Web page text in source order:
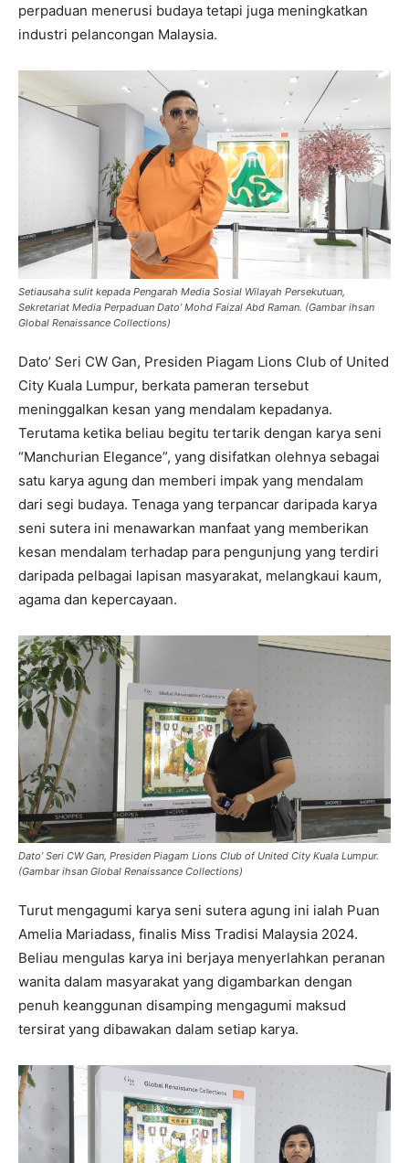
perpaduan menerusi budaya tetapi juga meningkatkan
industri pelancongan Malaysia.
Setiausaha sulit kepada Pengarah Media Sosial Wilayah Persekutuan,
Sekretariat Media Perpaduan Dato’ Mohd Faizal Abd Raman. (Gambar ihsan
Global Renaissance Collections)
Dato’ Seri CW Gan, Presiden Piagam Lions Club of United
City Kuala Lumpur, berkata pameran tersebut
meninggalkan kesan yang mendalam kepadanya.
Terutama ketika beliau begitu tertarik dengan karya seni
“Manchurian Elegance”, yang disifatkan olehnya sebagai
satu karya agung dan memberi impak yang mendalam
dari segi budaya. Tenaga yang terpancar daripada karya
seni sutera ini menawarkan manfaat yang memberikan
kesan mendalam terhadap para pengunjung yang terdiri
daripada pelbagai lapisan masyarakat, melangkaui kaum,
agama dan kepercayaan.
Dato’ Seri CW Gan, Presiden Piagam Lions Club of United City Kuala Lumpur.
(Gambar ihsan Global Renaissance Collections)
Turut mengagumi karya seni sutera agung ini ialah Puan
Amelia Mariadass, finalis Miss Tradisi Malaysia 2024.
Beliau mengulas karya ini berjaya menyerlahkan peranan
wanita dalam masyarakat yang digambarkan dengan
penuh keanggunan disamping mengagumi maksud
tersirat yang dibawakan dalam setiap karya.